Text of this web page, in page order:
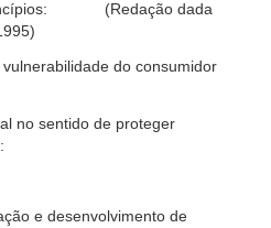
(Redação dada
do consumidor
no sentido de proteger
e desenvolvimento de